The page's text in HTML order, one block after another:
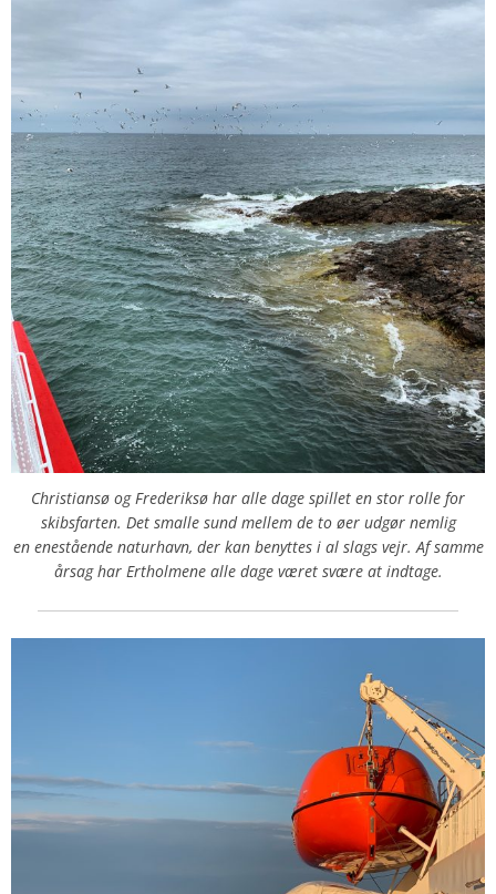
Christiansø og Frederiksø har alle dage spillet en stor rolle for
skibsfarten. Det smalle sund mellem de to øer udgør nemlig
en enestående naturhavn, der kan benyttes i al slags vejr. Af samme
årsag har Ertholmene alle dage været svære at indtage.